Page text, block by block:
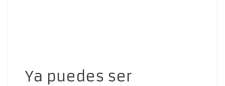
Ya puedes ser